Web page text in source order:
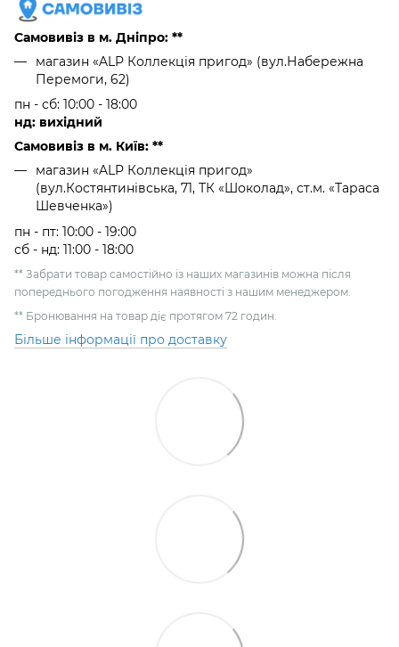
Самовивіз в м. Дніпро: **
магазин «ALP Коллекція пригод» (вул.Набережна
Перемоги, 62)
пн - сб: 10:00 - 18:00
нд: вихідний
Самовивіз в м. Київ: **
магазин «ALP Коллекція пригод»
(вул.Костянтинівська, 71, ТК «Шоколад», ст.м. «Тараса
Шевченка»)
пн - пт: 10:00 - 19:00
сб - нд: 11:00 - 18:00
** Забрати товар самостійно із наших магазинів можна після
попереднього погодження наявності з нашим менеджером.
** Бронювання на товар діє протягом 72 годин.
Більше інформації про доставку